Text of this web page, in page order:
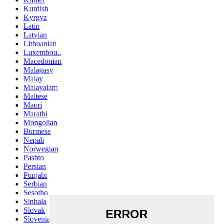
Kurdish
Kyrgyz
Latin
Latvian
Lithuanian
Luxembou..
Macedonian
Malagasy
Malay
Malayalam
Maltese
Maori
Marathi
Mongolian
Burmese
Nepali
Norwegian
Pashto
Persian
Punjabi
Serbian
Sesotho
Sinhala
Slovak
Slovenian